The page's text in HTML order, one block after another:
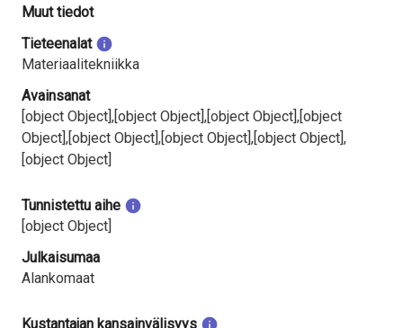
Muut tiedot
Tieteenalat
Materiaalitekniikka
Avainsanat
[object Object],[object Object],[object Object],[object
Object],[object Object],[object Object],[object Object],
[object Object]
Tunnistettu aihe
[object Object]
Julkaisumaa
Alankomaat
Kustantajan kansainvälisyys